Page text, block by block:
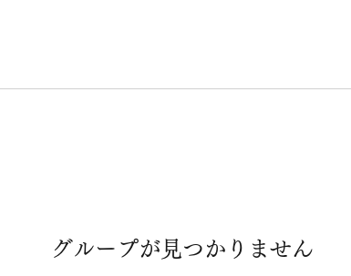
グループが見つかりません